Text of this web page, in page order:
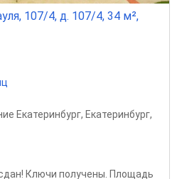
107/4, д. 107/4, 34 м²,
Екатеринбург, Екатеринбург,
Ключи получены. Площадь